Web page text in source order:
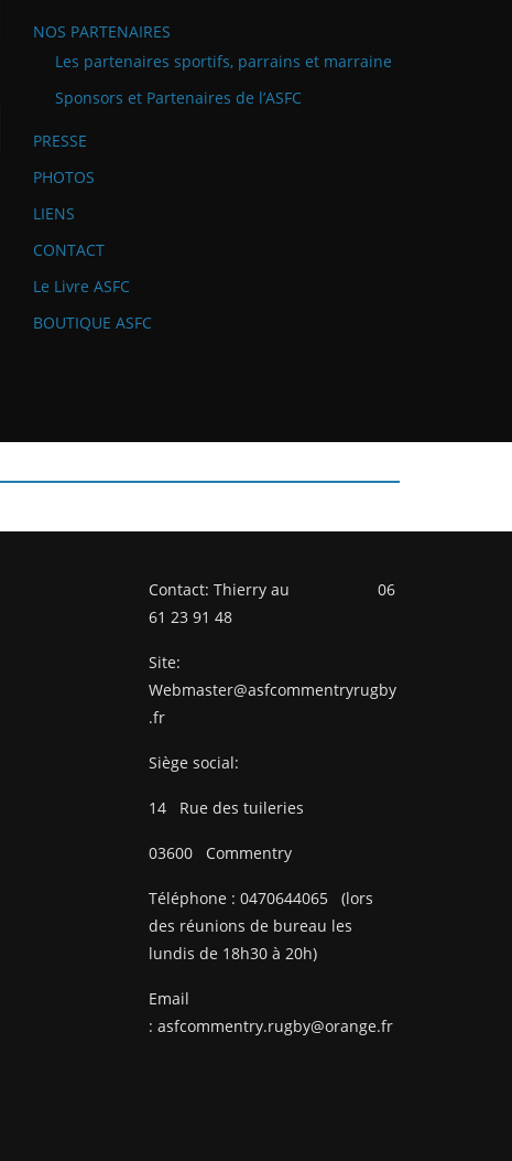
NOS PARTENAIRES
Les partenaires sportifs, parrains et marraine
Sponsors et Partenaires de l’ASFC
PRESSE
PHOTOS
LIENS
CONTACT
Le Livre ASFC
BOUTIQUE ASFC
Contact: Thierry au 06
61 23 91 48
Site:
Webmaster@asfcommentryrugby
.fr
Siège social:
14 Rue des tuileries
03600 Commentry
Téléphone : 0470644065
(lors
des réunions de bureau les
lundis de 18h30 à 20h)
Email
: asfcommentry.rugby@orange.fr